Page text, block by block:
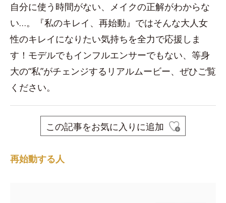
自分に使う時間がない、メイクの正解がわからな
い…。『私のキレイ、再始動』ではそんな大人女
性のキレイになりたい気持ちを全力で応援しま
す！モデルでもインフルエンサーでもない、等身
大の“私”がチェンジするリアルムービー、ぜひご覧
ください。
この記事をお気に入りに追加
再始動する人